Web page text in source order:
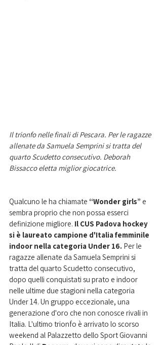
Il trionfo nelle finali di Pescara. Per le ragazze
allenate da Samuela Semprini si tratta del
quarto Scudetto consecutivo. Deborah
Bissacco eletta miglior giocatrice.
Qualcuno le ha chiamate “Wonder girls” e
sembra proprio che non possa esserci
definizione migliore. Il CUS Padova hockey
si è laureato campione d'Italia femminile
indoor nella categoria Under 16. Per le
ragazze allenate da Samuela Semprini si
tratta del quarto Scudetto consecutivo,
dopo quelli conquistati su prato e indoor
nelle ultime due stagioni nella categoria
Under 14. Un gruppo eccezionale, una
generazione d'oro che non conosce rivali in
Italia. L'ultimo trionfo è arrivato lo scorso
weekend al Palazzetto dello Sport Giovanni